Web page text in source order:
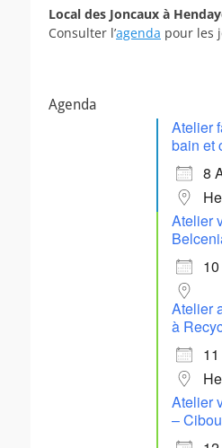
Local des Joncaux à
Consulter l’agenda pour les
Agenda
Atelier
bain et
8
Atelier
Atelier
à
Atelier
–